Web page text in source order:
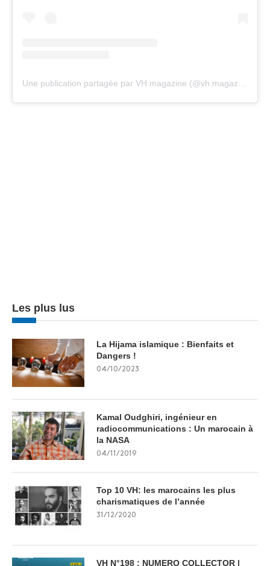
Une publication partagée par VH magazine (@vh.magazine)
Les plus lus
La Hijama islamique : Bienfaits et
Dangers !
04/10/2023
Kamal Oudghiri, ingénieur en
radiocommunications : Un marocain à
la NASA
04/11/2019
Top 10 VH: les marocains les plus
charismatiques de l’année
31/12/2020
VH N°198 : NUMERO COLLECTOR |